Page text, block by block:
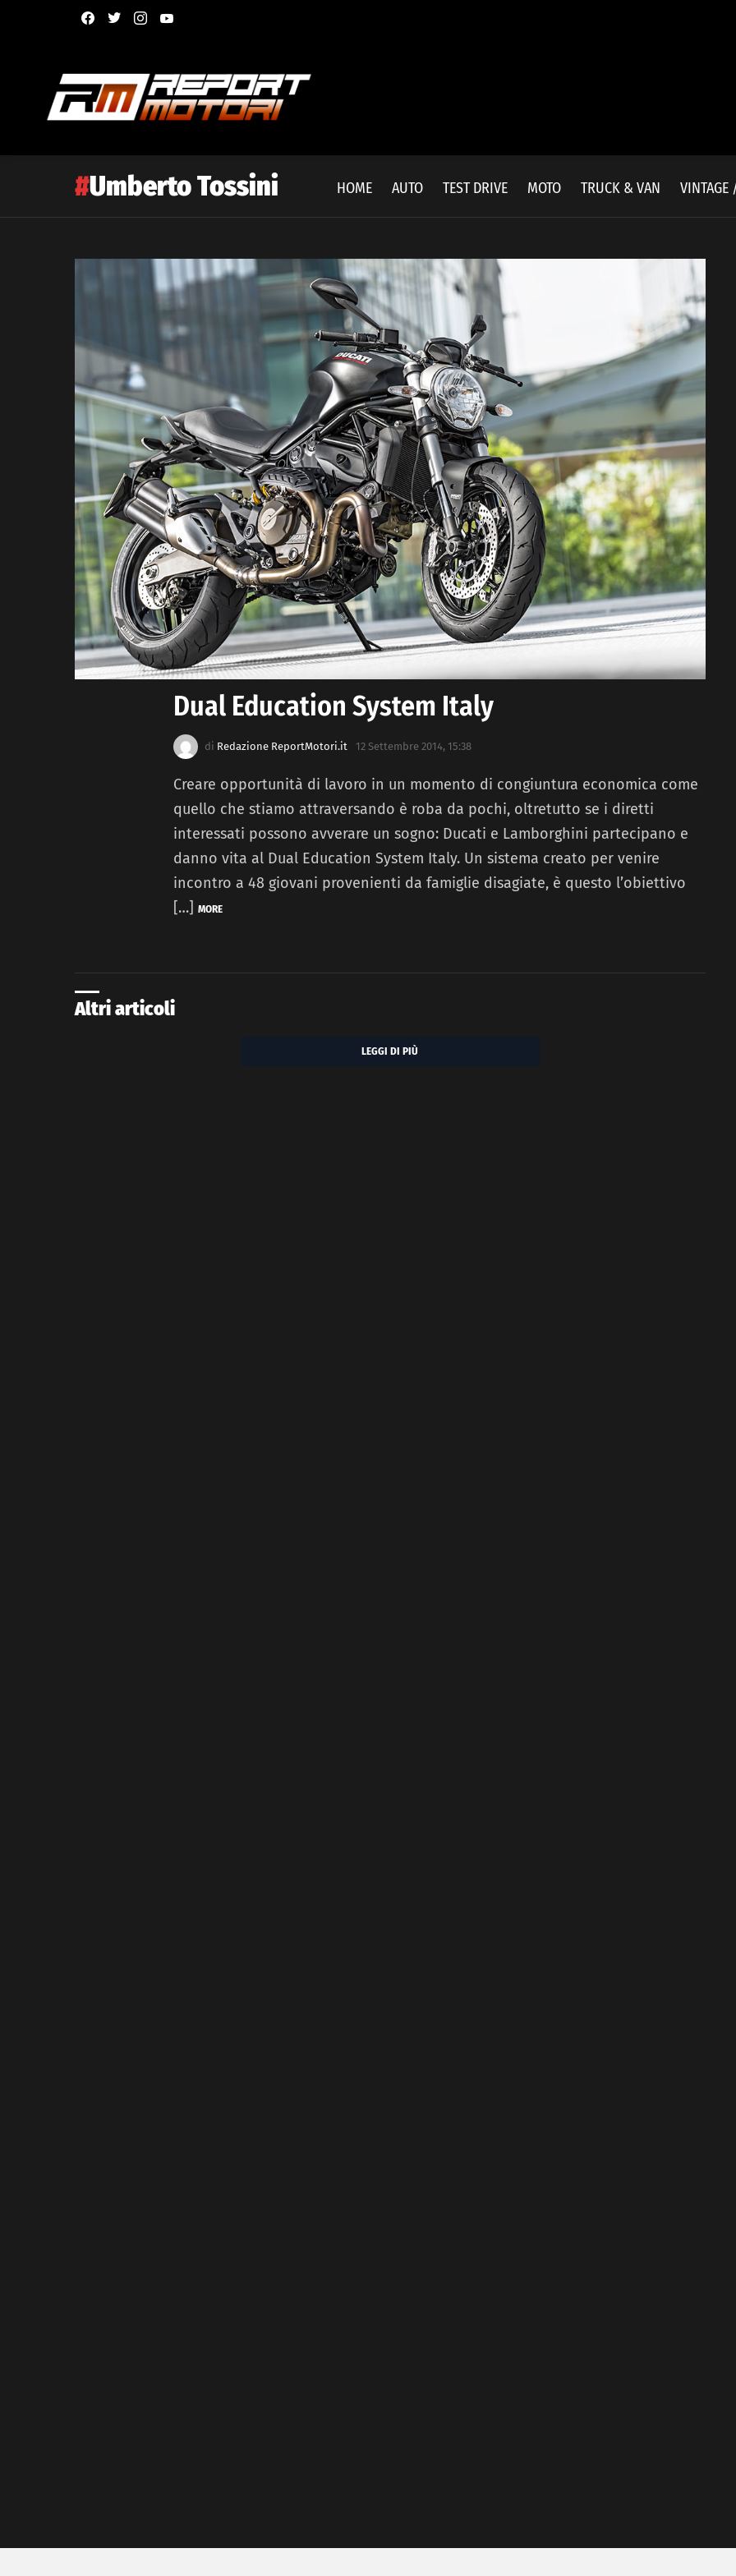
facebooktwitterinstagram
HOME AUTO TEST DRIVE MOTO TRUCK & VAN VINTAGE
Umberto Tossini
Latest
Dual Education System Italy
di Redazione ReportMotori.it 12 Settembre 2014, 15:38
Creare opportunità di lavoro in un momento di congiuntura economica come
quello che stiamo attraversando è roba da pochi, oltretutto se i diretti
interessati possono avverare un sogno: Ducati e Lamborghini partecipano e
danno vita al Dual Education System Italy. Un sistema creato per venire
incontro a 48 giovani provenienti da famiglie disagiate, è questo l’obiettivo
[…] MORE
Altri articoli
LEGGI DI PIÙ